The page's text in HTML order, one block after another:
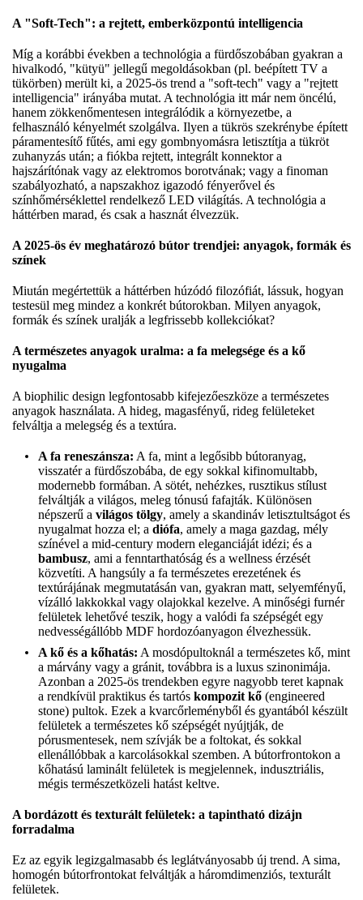
A "Soft-Tech": a rejtett, emberközpontú intelligencia
Míg a korábbi években a technológia a fürdőszobában gyakran a
hivalkodó, "kütyü" jellegű megoldásokban (pl. beépített TV a
tükörben) merült ki, a 2025-ös trend a "soft-tech" vagy a "rejtett
intelligencia" irányába mutat. A technológia itt már nem öncélú,
hanem zökkenőmentesen integrálódik a környezetbe, a
felhasználó kényelmét szolgálva. Ilyen a tükrös szekrénybe épített
páramentesítő fűtés, ami egy gombnyomásra letisztítja a tükröt
zuhanyzás után; a fiókba rejtett, integrált konnektor a
hajszárítónak vagy az elektromos borotvának; vagy a finoman
szabályozható, a napszakhoz igazodó fényerővel és
színhőmérséklettel rendelkező LED világítás. A technológia a
háttérben marad, és csak a hasznát élvezzük.
A 2025-ös év meghatározó bútor trendjei: anyagok, formák és
színek
Miután megértettük a háttérben húzódó filozófiát, lássuk, hogyan
testesül meg mindez a konkrét bútorokban. Milyen anyagok,
formák és színek uralják a legfrissebb kollekciókat?
A természetes anyagok uralma: a fa melegsége és a kő
nyugalma
A biophilic design legfontosabb kifejezőeszköze a természetes
anyagok használata. A hideg, magasfényű, rideg felületeket
felváltja a melegség és a textúra.
A fa reneszánsza: A fa, mint a legősibb bútoranyag,
visszatér a fürdőszobába, de egy sokkal kifinomultabb,
modernebb formában. A sötét, nehézkes, rusztikus stílust
felváltják a világos, meleg tónusú fafajták. Különösen
népszerű a világos tölgy, amely a skandináv letisztultságot és
nyugalmat hozza el; a diófa, amely a maga gazdag, mély
színével a mid-century modern eleganciáját idézi; és a
bambusz, ami a fenntarthatóság és a wellness érzését
közvetíti. A hangsúly a fa természetes erezetének és
textúrájának megmutatásán van, gyakran matt, selyemfényű,
vízálló lakkokkal vagy olajokkal kezelve. A minőségi furnér
felületek lehetővé teszik, hogy a valódi fa szépségét egy
nedvességállóbb MDF hordozóanyagon élvezhessük.
A kő és a kőhatás: A mosdópultoknál a természetes kő, mint
a márvány vagy a gránit, továbbra is a luxus szinonimája.
Azonban a 2025-ös trendekben egyre nagyobb teret kapnak
a rendkívül praktikus és tartós kompozit kő (engineered
stone) pultok. Ezek a kvarcőrleményből és gyantából készült
felületek a természetes kő szépségét nyújtják, de
pórusmentesek, nem szívják be a foltokat, és sokkal
ellenállóbbak a karcolásokkal szemben. A bútorfrontokon a
kőhatású laminált felületek is megjelennek, indusztriális,
mégis természetközeli hatást keltve.
A bordázott és texturált felületek: a tapintható dizájn
forradalma
Ez az egyik legizgalmasabb és leglátványosabb új trend. A sima,
homogén bútorfrontokat felváltják a háromdimenziós, texturált
felületek.